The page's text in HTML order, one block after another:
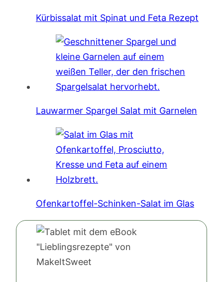
Kürbissalat mit Spinat und Feta Rezept
Lauwarmer Spargel Salat mit Garnelen
Ofenkartoffel-Schinken-Salat im Glas